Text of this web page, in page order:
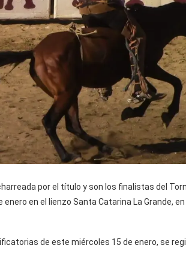
por el título y son los finalistas del
enero en el lienzo Santa Catarina La Grande,
de este miércoles 15 de enero, se